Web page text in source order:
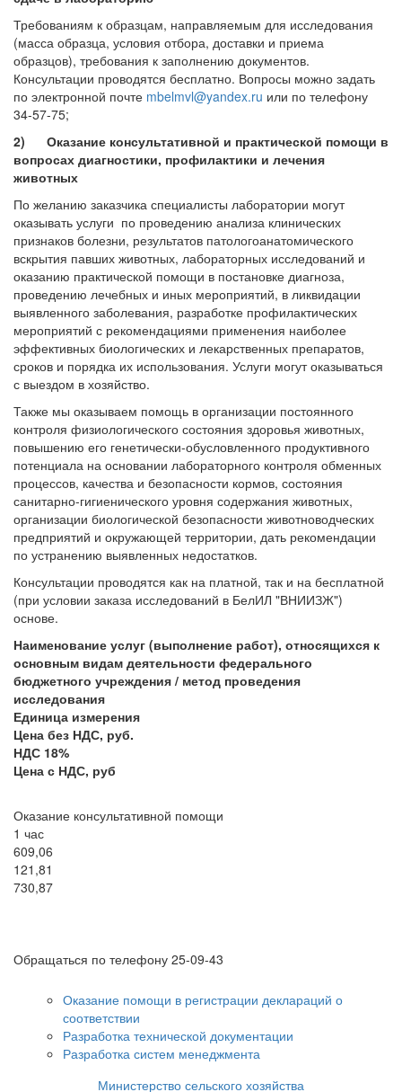
Требованиям к образцам, направляемым для исследования
(масса образца, условия отбора, доставки и приема
образцов), требования к заполнению документов.
Консультации проводятся бесплатно. Вопросы можно задать
по электронной почте mbelmvl@yandex.ru или по телефону
34-57-75;
2) Оказание консультативной и практической помощи в
вопросах диагностики, профилактики и лечения
животных
По желанию заказчика специалисты лаборатории могут
оказывать услуги по проведению анализа клинических
признаков болезни, результатов патологоанатомического
вскрытия павших животных, лабораторных исследований и
оказанию практической помощи в постановке диагноза,
проведению лечебных и иных мероприятий, в ликвидации
выявленного заболевания, разработке профилактических
мероприятий с рекомендациями применения наиболее
эффективных биологических и лекарственных препаратов,
сроков и порядка их использования. Услуги могут оказываться
с выездом в хозяйство.
Также мы оказываем помощь в организации постоянного
контроля физиологического состояния здоровья животных,
повышению его генетически-обусловленного продуктивного
потенциала на основании лабораторного контроля обменных
процессов, качества и безопасности кормов, состояния
санитарно-гигиенического уровня содержания животных,
организации биологической безопасности животноводческих
предприятий и окружающей территории, дать рекомендации
по устранению выявленных недостатков.
Консультации проводятся как на платной, так и на бесплатной
(при условии заказа исследований в БелИЛ "ВНИИЗЖ")
основе.
Наименование услуг (выполнение работ), относящихся к
основным видам деятельности федерального
бюджетного учреждения / метод проведения
исследования
Единица измерения
Цена без НДС, руб.
НДС 18%
Цена с НДС, руб
Оказание консультативной помощи
1 час
609,06
121,81
730,87
Обращаться по телефону 25-09-43
Оказание помощи в регистрации деклараций о
соответствии
Разработка технической документации
Разработка систем менеджмента
Министерство сельского хозяйства